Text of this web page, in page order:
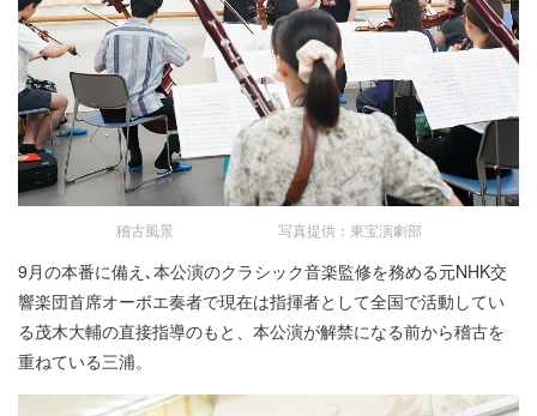
稽古風景 写真提供：東宝演劇部
9月の本番に備え､本公演のクラシック音楽監修を務める元NHK交
響楽団首席オーボエ奏者で現在は指揮者として全国で活動してい
る茂木大輔の直接指導のもと、本公演が解禁になる前から稽古を
重ねている三浦。